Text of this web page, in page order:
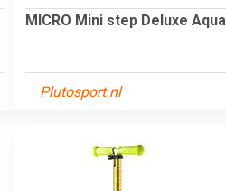
MICRO Mini step Deluxe Aqua
Plutosport.nl